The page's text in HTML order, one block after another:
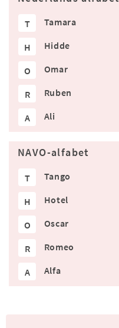
T Tamara
H Hidde
O Omar
R Ruben
A Ali
NAVO-alfabet
T Tango
H Hotel
O Oscar
R Romeo
A Alfa